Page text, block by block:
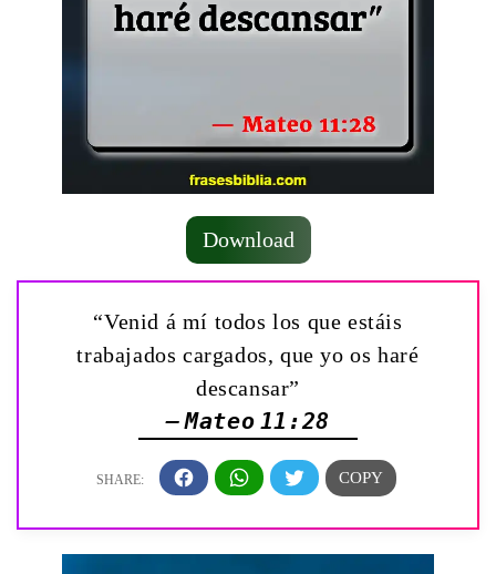
Download
“Venid á mí todos los que estáis
trabajados cargados, que yo os haré
descansar”
— Mateo 11:28